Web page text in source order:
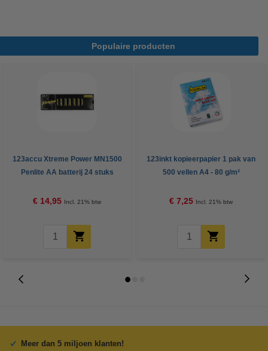
Populaire producten
123accu Xtreme Power MN1500
Penlite AA batterij 24 stuks
€ 14,95 Incl. 21% btw
123inkt kopieerpapier 1 pak van
500 vellen A4 - 80 g/m²
€ 7,25 Incl. 21% btw
Meer dan 5 miljoen klanten!